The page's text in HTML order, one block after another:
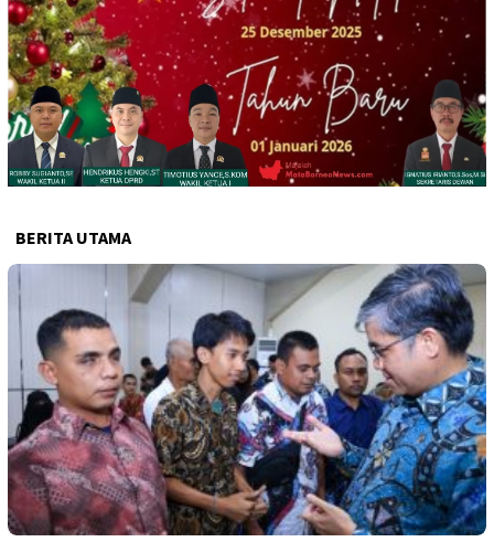
BERITA UTAMA